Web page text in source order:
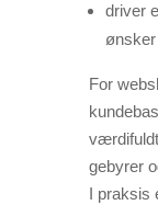
driver
For
gebyrer
I praksis